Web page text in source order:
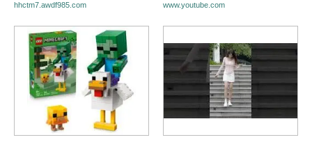
hhctm7.awdf985.com www.youtube.com